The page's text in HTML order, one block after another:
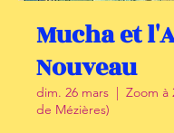
Mucha et
Nouveau
dim. 26 mars
  |
Zoom à
de Mézières)